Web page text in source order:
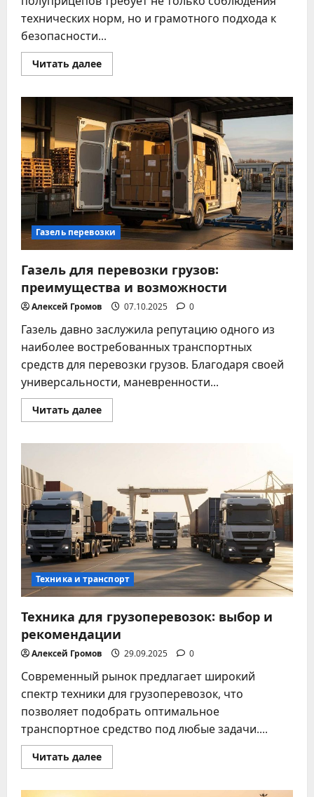
технических норм, но и грамотного подхода к
безопасности...
Читать далееПрочитать
больше
эксплуатации
и
безопасности
тягачей
и
полуприцепов
Газель перевозки
Газель для перевозки грузов:
преимущества и возможности
Алексей Громов 07.10.2025 0
Газель давно заслужила репутацию одного из
наиболее востребованных транспортных
средств для перевозки грузов. Благодаря своей
универсальности, маневренности...
Читать далееПрочитать
больше
возможности
Техника и транспорт
Техника для грузоперевозок: выбор и
рекомендации
Алексей Громов 29.09.2025 0
Современный рынок предлагает широкий
спектр техники для грузоперевозок, что
позволяет подобрать оптимальное
транспортное средство под любые задачи....
Читать далееПрочитать
больше